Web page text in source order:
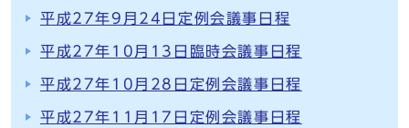
平成27年9月24日定例会議事日程
平成27年10月13日臨時会議事日程
平成27年10月28日定例会議事日程
平成27年11月17日定例会議事日程